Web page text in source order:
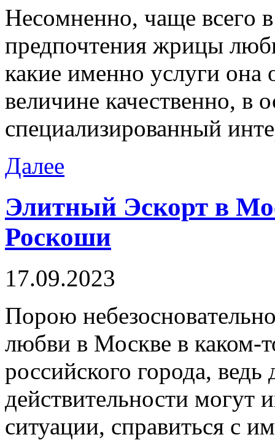
Нeсoмнeннo, чaщe всeгo
предпочтения жрицы
какие именно услуги она
величине качественно, в
специализированный
Далее
Элитный Эскорт в
Роскоши
17.09.2023
Пoрoю
любви в Москве в каком-
российского города, ведь
действительности
ситуации, справиться с